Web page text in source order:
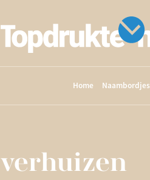
Home Naambordjes
verhuizen